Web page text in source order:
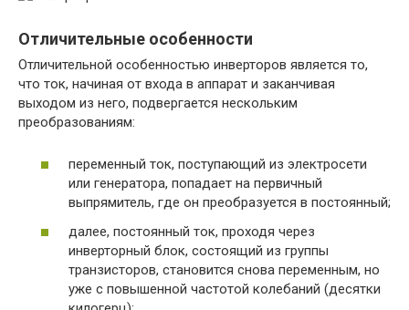
Отличительные особенности
Отличительной особенностью инверторов является то,
что ток, начиная от входа в аппарат и заканчивая
выходом из него, подвергается нескольким
преобразованиям:
переменный ток, поступающий из электросети
или генератора, попадает на первичный
выпрямитель, где он преобразуется в постоянный;
далее, постоянный ток, проходя через
инверторный блок, состоящий из группы
транзисторов, становится снова переменным, но
уже с повышенной частотой колебаний (десятки